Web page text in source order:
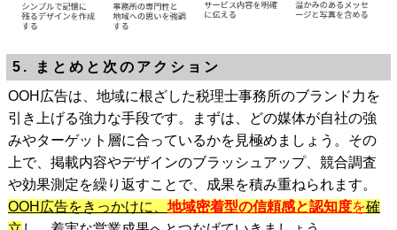
5. まとめと次のアクション
OOH広告は、地域に根ざした税理士事務所のブランド力を
引き上げる強力な手段です。まずは、どの媒体が自社の強
みやターゲット層に合っているかを見極めましょう。その
上で、掲載内容やデザインのブラッシュアップ、競合調査
や効果測定を繰り返すことで、成果を積み重ねられます。
OOH広告をきっかけに、 地域密着型の信頼感と認知度を確